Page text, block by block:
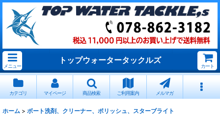
メニュー
トップウォータータックルズ
カート
カテゴリ マイページ 商品検索 ご利用案内 メルマガ
ホーム > ボート洗剤、クリーナー、ポリッシュ、スターブライト